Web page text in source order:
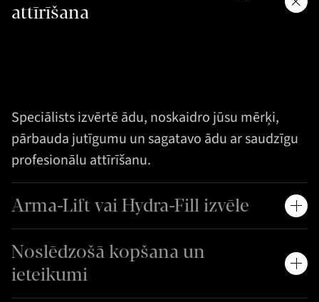
attīrīšana
Speciālists izvērtē ādu, noskaidro jūsu mērķi,
pārbauda jutīgumu un sagatavo ādu ar saudzīgu
profesionālu attīrīšanu.
Arma-Lift vai Hydra-Fill izvēle
Noslēdzošā kopšana un
ieteikumi